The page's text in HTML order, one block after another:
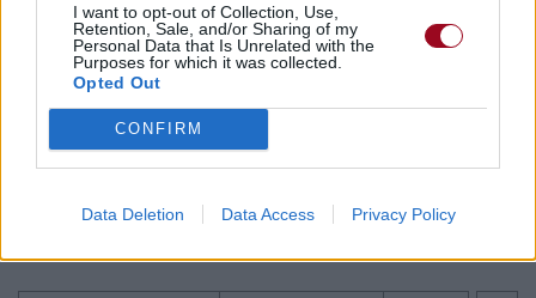
I want to opt-out of Collection, Use,
Retention, Sale, and/or Sharing of my
Personal Data that Is Unrelated with the
Purposes for which it was collected.
Opted Out
CONFIRM
Data Deletion Data Access Privacy Policy
Chanson sans vidéo Chanson sans vidéo